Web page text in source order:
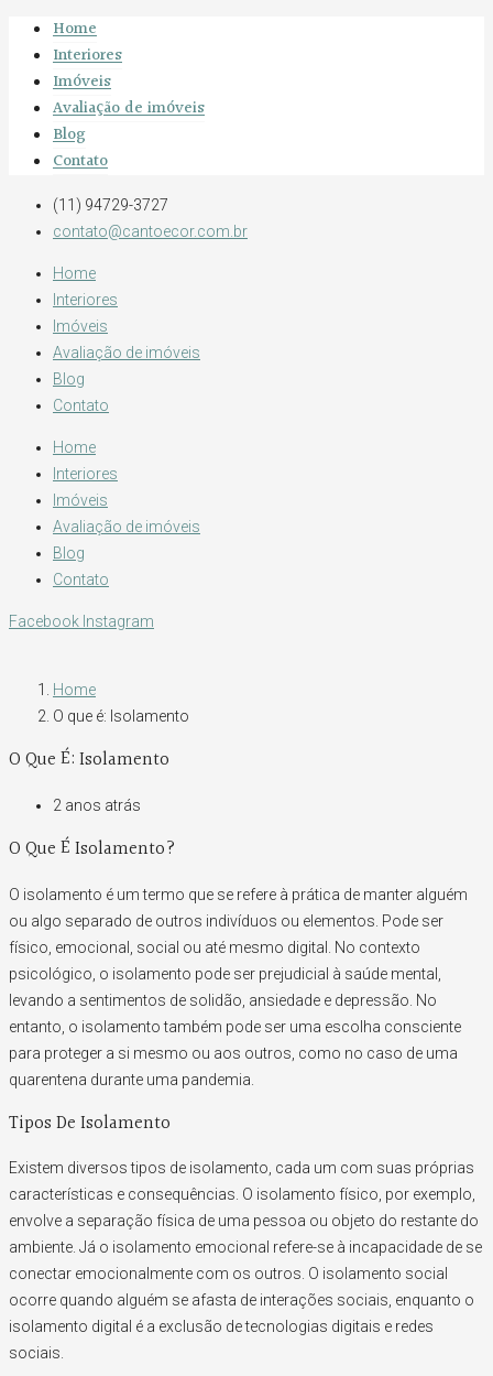
Home
Interiores
Imóveis
Avaliação de imóveis
Blog
Contato
(11) 94729-3727
contato@cantoecor.com.br
Home
Interiores
Imóveis
Avaliação de imóveis
Blog
Contato
Home
Interiores
Imóveis
Avaliação de imóveis
Blog
Contato
Facebook Instagram
Home
O que é: Isolamento
O Que É: Isolamento
2 anos atrás
O Que É Isolamento?
O isolamento é um termo que se refere à prática de manter alguém
ou algo separado de outros indivíduos ou elementos. Pode ser
físico, emocional, social ou até mesmo digital. No contexto
psicológico, o isolamento pode ser prejudicial à saúde mental,
levando a sentimentos de solidão, ansiedade e depressão. No
entanto, o isolamento também pode ser uma escolha consciente
para proteger a si mesmo ou aos outros, como no caso de uma
quarentena durante uma pandemia.
Tipos De Isolamento
Existem diversos tipos de isolamento, cada um com suas próprias
características e consequências. O isolamento físico, por exemplo,
envolve a separação física de uma pessoa ou objeto do restante do
ambiente. Já o isolamento emocional refere-se à incapacidade de se
conectar emocionalmente com os outros. O isolamento social
ocorre quando alguém se afasta de interações sociais, enquanto o
isolamento digital é a exclusão de tecnologias digitais e redes
sociais.